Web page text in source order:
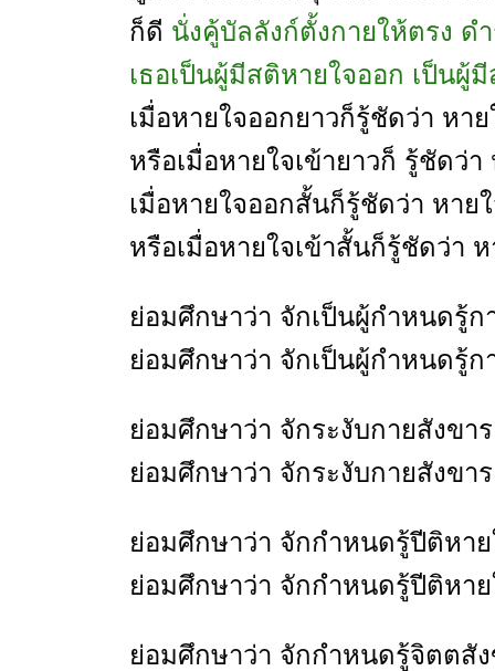
ก็ดี นั่งคู้บัลลังก์ตั้งกายให้ตรง ด
เธอเป็นผู้มีสติหายใจออก เป็นผู้
เมื่อหายใจออกยาวก็รู้ชัดว่า หา
หรือเมื่อหายใจเข้ายาวก็ รู้ชัดว่า
เมื่อหายใจออกสั้นก็รู้ชัดว่า หาย
หรือเมื่อหายใจเข้าสั้นก็รู้ชัดว่า
ย่อมศึกษาว่า จักเป็นผู้กำหนดรู้ก
ย่อมศึกษาว่า จักเป็นผู้กำหนดรู้ก
ย่อมศึกษาว่า จักระงับกายสังขา
ย่อมศึกษาว่า จักระงับกายสังขา
ย่อมศึกษาว่า จักกำหนดรู้ปีติหา
ย่อมศึกษาว่า จักกำหนดรู้ปีติหาย
ย่อมศึกษาว่า จักกำหนดรู้จิตตสัง